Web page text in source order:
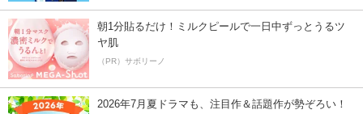
朝1分貼るだけ！ミルクピールで一日中ずっとうるツ
ヤ肌
（PR）サボリーノ
2026年7月夏ドラマも、注目作＆話題作が勢ぞろい！